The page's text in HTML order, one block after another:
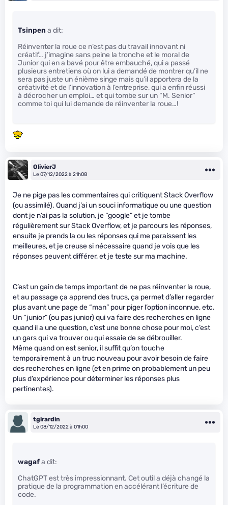
Tsinpen a dit:
Réinventer la roue ce n’est pas du travail innovant ni
créatif… j’imagine sans peine la tronche et le moral de
Junior qui en a bavé pour être embauché, qui a passé
plusieurs entretiens où on lui a demandé de montrer qu’il ne
sera pas juste un énième singe mais qu’il apportera de la
créativité et de l’innovation à l’entreprise, qui a enfin réussi
à décrocher un emploi… et qui tombe sur un “M. Senior”
comme toi qui lui demande de réinventer la roue…!
OlivierJ
Le 07/12/2022 à 21h08
Je ne pige pas les commentaires qui critiquent Stack Overflow
(ou assimilé). Quand j’ai un souci informatique ou une question
dont je n’ai pas la solution, je “google” et je tombe
régulièrement sur Stack Overflow, et je parcours les réponses,
ensuite je prends la ou les réponses qui me paraissent les
meilleures, et je creuse si nécessaire quand je vois que les
réponses peuvent différer, et je teste sur ma machine.
C’est un gain de temps important de ne pas réinventer la roue,
et au passage ça apprend des trucs, ça permet d’aller regarder
plus avant une page de “man” pour piger l’option inconnue, etc.
Un “junior” (ou pas junior) qui va faire des recherches en ligne
quand il a une question, c’est une bonne chose pour moi, c’est
un gars qui va trouver ou qui essaie de se débrouiller.
Même quand on est senior, il suffit qu’on touche
temporairement à un truc nouveau pour avoir besoin de faire
des recherches en ligne (et en prime on probablement un peu
plus d’expérience pour déterminer les réponses plus
pertinentes).
tgirardin
Le 08/12/2022 à 01h00
wagafa dit:
ChatGPT est très impressionnant. Cet outil a déjà changé la
pratique de la programmation en accélérant l’écriture de
code.